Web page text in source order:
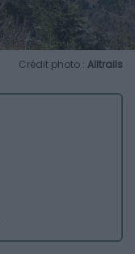
Crédit photo : Alltrails